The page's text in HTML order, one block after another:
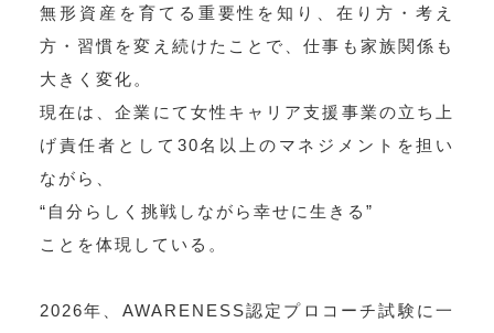
無形資産を育てる重要性を知り、在り方・考え
方・習慣を変え続けたことで、仕事も家族関係も
大きく変化。
現在は、企業にて女性キャリア支援事業の立ち上
げ責任者として30名以上のマネジメントを担い
ながら、
“自分らしく挑戦しながら幸せに生きる”
ことを体現している。
2026年、AWARENESS認定プロコーチ試験に一